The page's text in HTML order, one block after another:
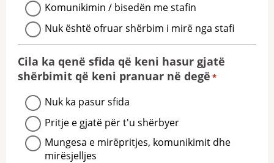
Komunikimin / bisedën me stafin
Nuk është ofruar shërbim i mirë nga stafi
Cila ka qenë sfida që keni hasur gjatë
shërbimit që keni pranuar në degë *
Nuk ka pasur sfida
Pritje e gjatë për t'u shërbyer
Mungesa e mirëpritjes, komunikimit dhe
mirësjelljes